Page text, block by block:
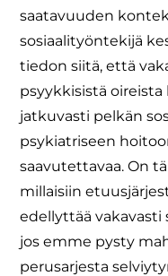
saatavuuden
sosiaalityöntekijä
tiedon siitä, että
psyykkisistä
jatkuvasti pelkän
psykiatriseen
saavutettavaa. On
millaisiin
edellyttää vakavasti
jos emme pysty
perusarjesta